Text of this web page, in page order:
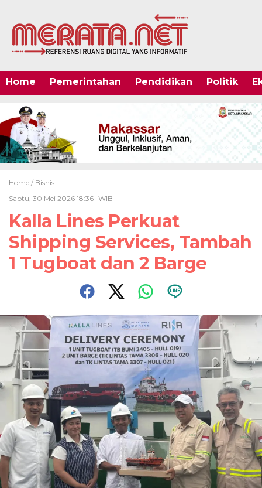
Home Pemerintahan Pendidikan Politik
Home / Bisnis
Sabtu, 30 Mei 2026 18:36- WIB
Kalla Lines Perkuat
Shipping Services, Tambah
1 Tugboat dan 2 Barge